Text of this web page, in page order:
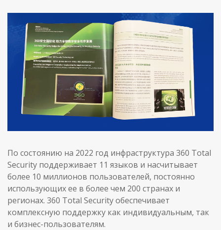
По состоянию на 2022 год инфраструктура 360 Total
Security поддерживает 11 языков и насчитывает
более 10 миллионов пользователей, постоянно
использующих ее в более чем 200 странах и
регионах. 360 Total Security обеспечивает
комплексную поддержку как индивидуальным, так
и бизнес-пользователям.